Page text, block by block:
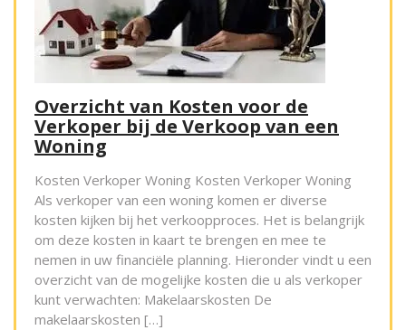
Overzicht van Kosten voor de
Verkoper bij de Verkoop van een
Woning
Kosten Verkoper Woning Kosten Verkoper Woning
Als verkoper van een woning komen er diverse
kosten kijken bij het verkoopproces. Het is belangrijk
om deze kosten in kaart te brengen en mee te
nemen in uw financiële planning. Hieronder vindt u een
overzicht van de mogelijke kosten die u als verkoper
kunt verwachten: Makelaarskosten De
makelaarskosten […]